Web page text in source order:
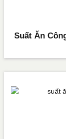
Suất Ăn